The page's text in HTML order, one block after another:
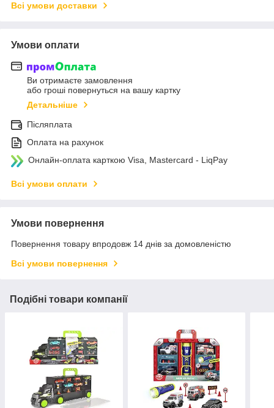
Всі умови доставки
Умови оплати
Ви отримаєте замовлення
або гроші повернуться на вашу картку
Детальніше
Післяплата
Оплата на рахунок
Онлайн-оплата карткою Visa, Mastercard - LiqPay
Всі умови оплати
Умови повернення
Повернення товару впродовж 14 днів за домовленістю
Всі умови повернення
Подібні товари компанії